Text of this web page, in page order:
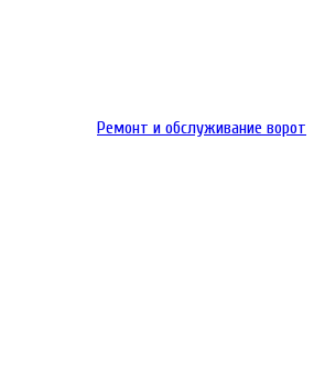
Ремонт и обслуживание ворот